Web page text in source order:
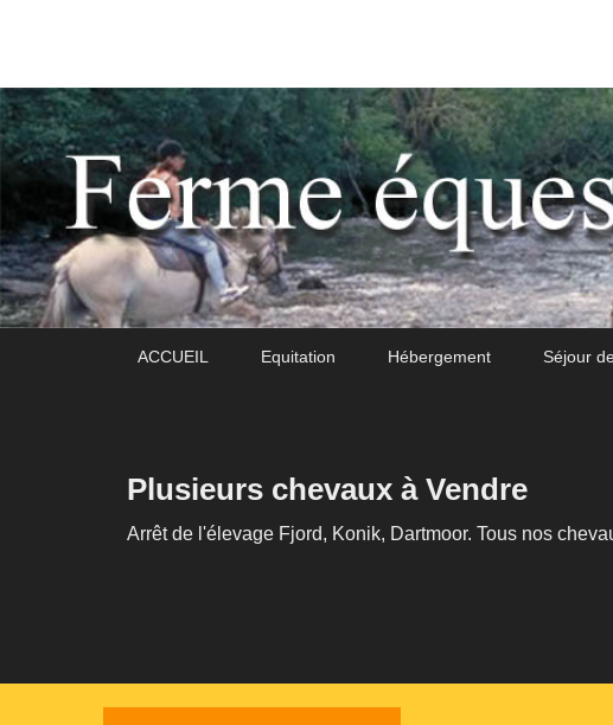
Ferme équestre de Daoudou
ACCUEIL Equitation Hébergement Séjour
Plusieurs chevaux à Vendre
Arrêt de l'élevage Fjord, Konik, Dartmoor. Tous nos